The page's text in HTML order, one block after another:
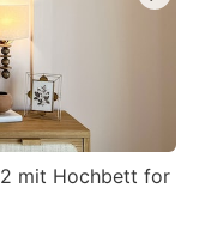
mit Hochbett for